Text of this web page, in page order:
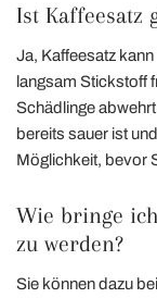
Ist Kaffeesatz
Ja, Kaffeesatz
langsam Stickstoff
Schädlinge
bereits sauer ist
Möglichkeit, bevor
Wie bringe
zu werden?
Sie können dazu